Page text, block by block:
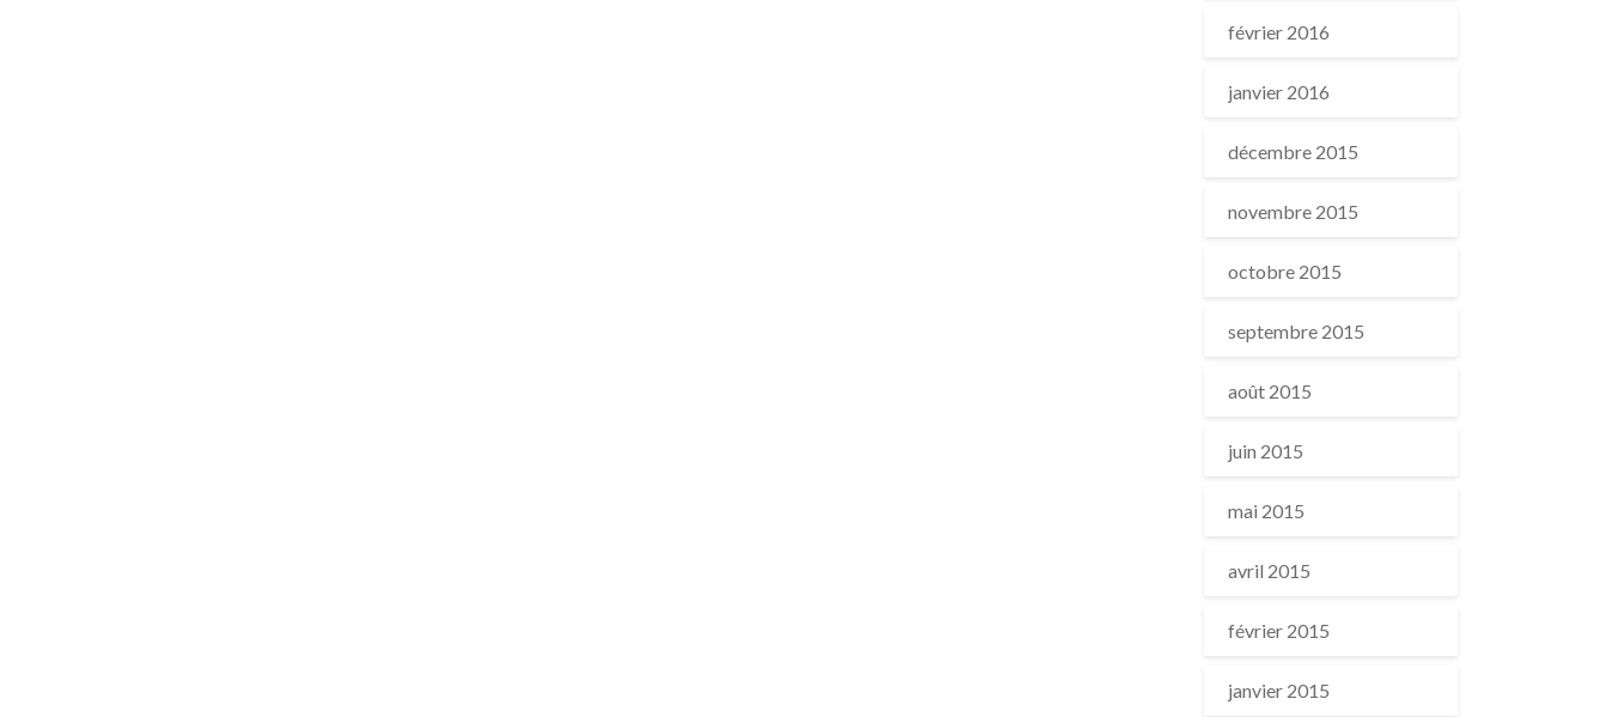
février 2016
janvier 2016
décembre 2015
novembre 2015
octobre 2015
septembre 2015
août 2015
juin 2015
mai 2015
avril 2015
février 2015
janvier 2015